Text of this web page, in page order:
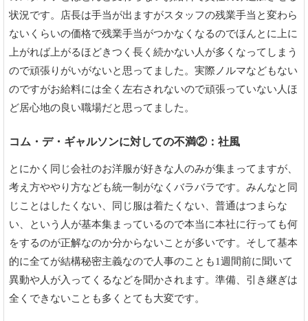
状況です。店長は手当が出ますがスタッフの残業手当と変わら
ないくらいの価格で残業手当がつかなくなるのでほんとに上に
上がれば上がるほどきつく長く続かない人が多くなってしまう
ので頑張りがいがないと思ってました。実際ノルマなどもない
のですがお給料には全く左右されないので頑張っていない人ほ
ど居心地の良い職場だと思ってました。
コム・デ・ギャルソンに対しての不満②：社風
とにかく同じ会社のお洋服が好きな人のみが集まってますが、
考え方ややり方なども統一制がなくバラバラです。みんなと同
じことはしたくない、同じ服は着たくない、普通はつまらな
い、という人が基本集まっているので本当に本社に行っても何
をするのが正解なのか分からないことが多いです。そして基本
的に全てが結構秘密主義なので人事のことも1週間前に聞いて
異動や人が入ってくるなどを聞かされます。準備、引き継ぎは
全くできないことも多くとても大変です。